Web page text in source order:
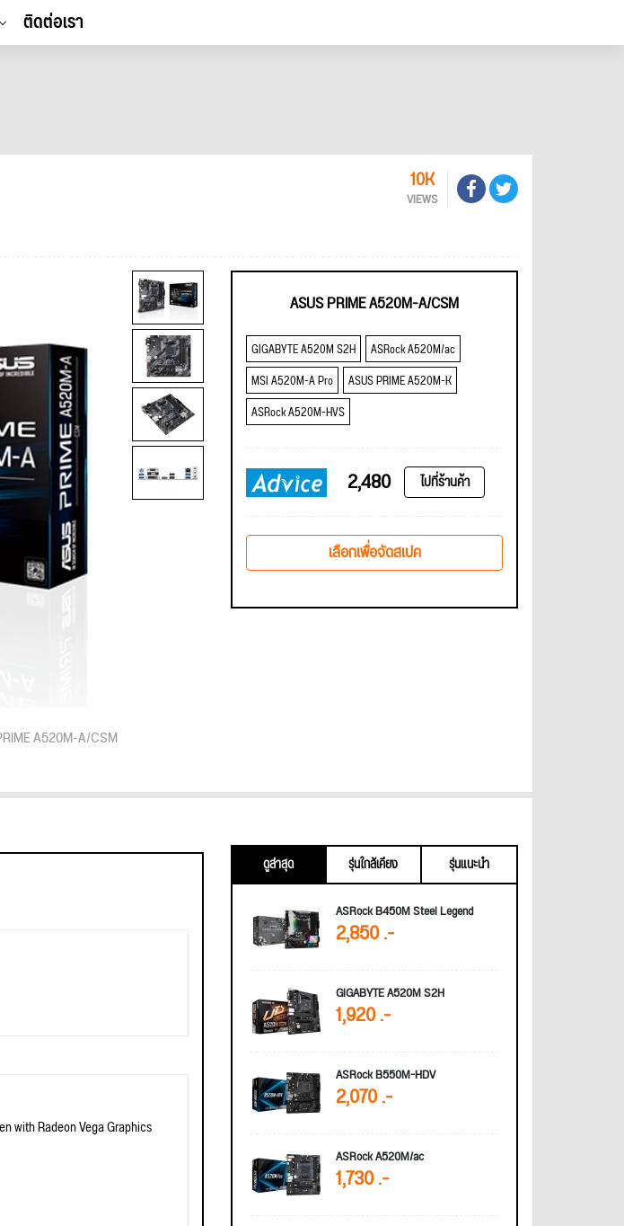
ติดต่อเรา
10K
VIEWS
A520M-A/CSM
ASUS PRIME A520M-A/CSM
GIGABYTE A520M S2H
ASRock A520M/ac
MSI A520M-A Pro
ASUS PRIME A520M-K
ASRock A520M-HVS
2,480 ไปที่ร้านค้า
เลือกเพื่อจัดสเปค
with Radeon Vega Graphics
ดูล่าสุด รุ่นใกล้เคียง
รุ่นแนะนำ
ASRock B450M Steel Legend
2,850 .-
GIGABYTE A520M S2H
1,920 .-
ASRock B550M-HDV
2,070 .-
ASRock A520M/ac
1,730 .-